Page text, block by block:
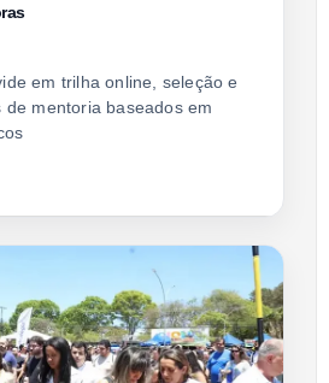
em trilha online, seleção e
mentoria baseados em